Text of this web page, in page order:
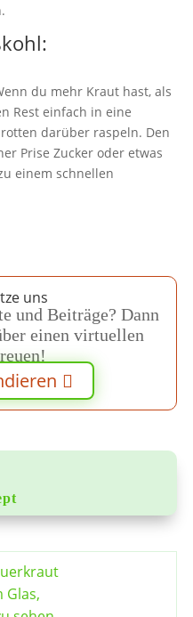
du mehr Kraut hast, als
Rest einfach in eine
darüber raspeln. Den
Prise Zucker oder etwas
einem schnellen
uns
und Beiträge? Dann
einen virtuellen